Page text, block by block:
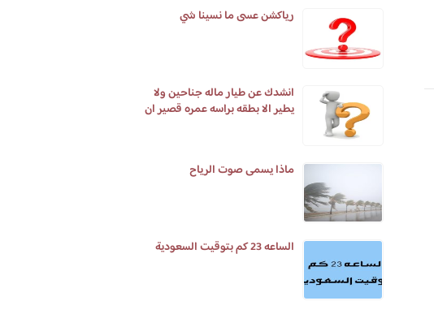
رياكشن عسى ما نسينا شي
انشدك عن طيار ماله جناحين ولا
يطير الا بطقه براسه عمره قصير ان
ماذا يسمى صوت الرياح
الساعه 23 كم بتوقيت السعودية